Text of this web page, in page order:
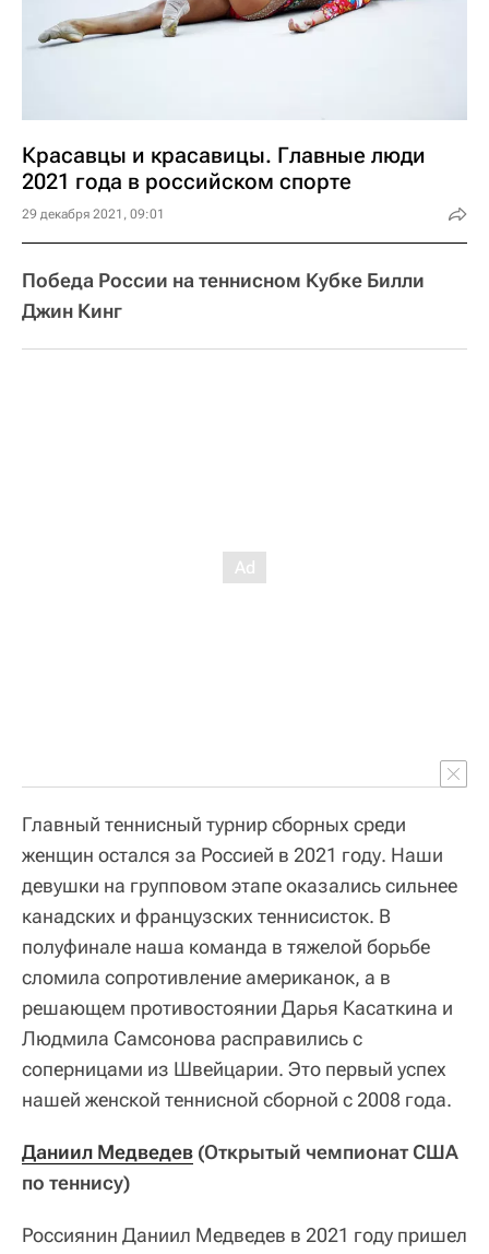
Красавцы и красавицы. Главные люди
2021 года в российском спорте
29 декабря 2021, 09:01
Победа России на теннисном Кубке Билли
Джин Кинг
Главный теннисный турнир сборных среди
женщин остался за Россией в 2021 году. Наши
девушки на групповом этапе оказались сильнее
канадских и французских теннисисток. В
полуфинале наша команда в тяжелой борьбе
сломила сопротивление американок, а в
решающем противостоянии Дарья Касаткина и
Людмила Самсонова расправились с
соперницами из Швейцарии. Это первый успех
нашей женской теннисной сборной с 2008 года.
Даниил Медведев (Открытый чемпионат США
по теннису)
Россиянин Даниил Медведев в 2021 году пришел